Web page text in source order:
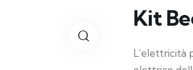
Kit
L’elettricità